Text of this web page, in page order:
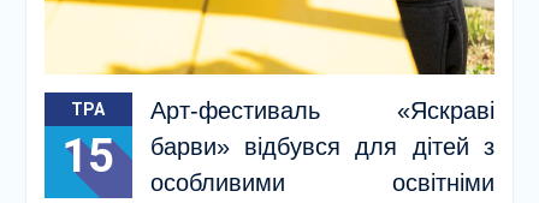
ТРА
15
Арт-фестиваль «Яскраві
барви» відбувся для дітей з
особливими освітніми